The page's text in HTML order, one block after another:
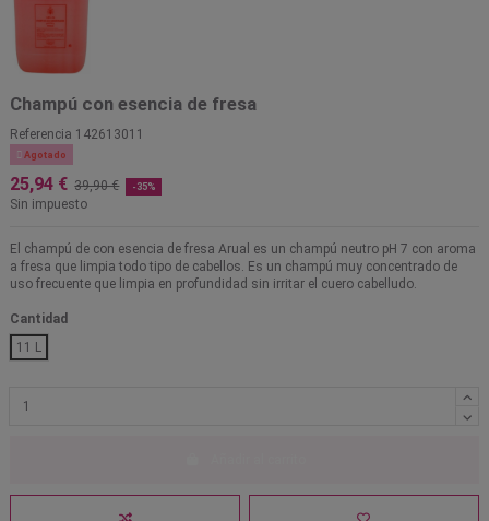
Champú con esencia de fresa
Referencia 142613011
 Agotado
25,94 € 39,90 € -35%
Sin impuesto
El champú de con esencia de fresa Arual es un champú neutro pH 7 con aroma
a fresa que limpia todo tipo de cabellos. Es un champú muy concentrado de
uso frecuente que limpia en profundidad sin irritar el cuero cabelludo.
Cantidad
11 L